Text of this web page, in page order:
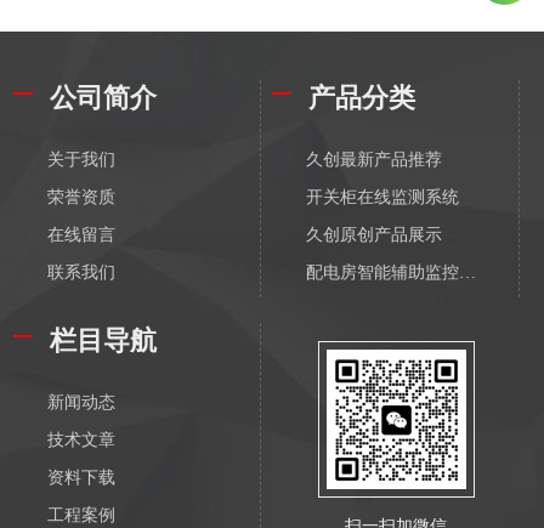
公司简介
关于我们
荣誉资质
在线留言
联系我们
产品分类
久创最新产品推荐
开关柜在线监测系统
久创原创产品展示
配电房智能辅助监控系统
输变电物联网传感器-无线
配电监测传感器-有线
输变电监测传感器-有线
电缆在线监测系统
隧道综合监控系统
栏目导航
新闻动态
技术文章
资料下载
工程案例